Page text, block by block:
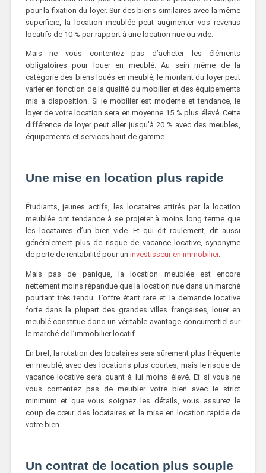
pour la fixation du loyer. Sur des biens similaires avec la même
superficie, la location meublée peut augmenter vos revenus
locatifs de 10 % par rapport à une location nue ou vide.
Mais ne vous contentez pas d’acheter les éléments
obligatoires pour louer en meublé. Au sein même de la
catégorie des biens loués en meublé, le montant du loyer peut
varier en fonction de la qualité du mobilier et des équipements
mis à disposition. Si le mobilier est moderne et tendance, le
loyer de votre location sera en moyenne 15 % plus élevé. Cette
différence de loyer peut aller jusqu’à 20 % avec des meubles,
équipements et services haut de gamme.
Une mise en location plus rapide
Étudiants, jeunes actifs, les locataires attirés par la location
meublée ont tendance à se projeter à moins long terme que
les locataires d’un bien vide. Et qui dit roulement, dit aussi
généralement plus de risque de vacance locative, synonyme
de perte de rentabilité pour un investisseur en immobilier.
Mais pas de panique, la location meublée est encore
nettement moins répandue que la location nue dans un marché
pourtant très tendu. L’offre étant rare et la demande locative
forte dans la plupart des grandes villes françaises, louer en
meublé constitue donc un véritable avantage concurrentiel sur
le marché de l’immobilier locatif.
En bref, la rotation des locataires sera sûrement plus fréquente
en meublé, avec des locations plus courtes, mais le risque de
vacance locative sera quant à lui moins élevé. Et si vous ne
vous contentez pas de meubler votre bien avec le strict
minimum et que vous soignez les détails, vous assurez le
coup de cœur des locataires et la mise en location rapide de
votre bien.
Un contrat de location plus souple